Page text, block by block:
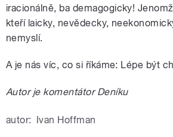
iracionálně, ba demagogicky!
kteří laicky, nevědecky,
nemyslí.
A je nás víc, co si říkáme: Lépe být
Autor je komentátor Deníku
autor: Ivan Hoffman